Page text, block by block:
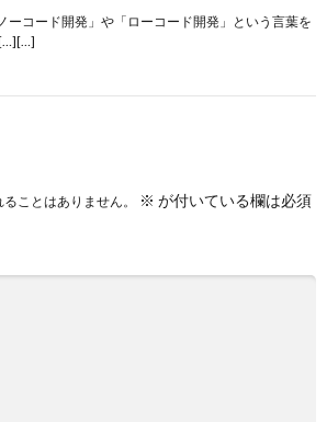
ーコード開発」や「ローコード開発」という言葉を
ことはありません。 ※ が付いている欄は必須